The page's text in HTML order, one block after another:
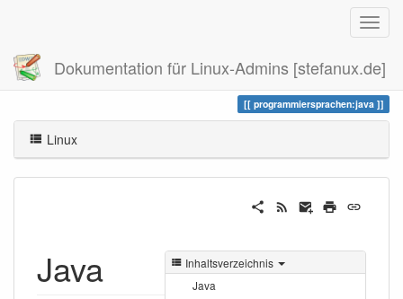
Dokumentation für Linux-Admins [stefanux.de]
Zuletzt angesehen java
programmiersprachen:java
Linux
Inhaltsverzeichnis
Java
Java